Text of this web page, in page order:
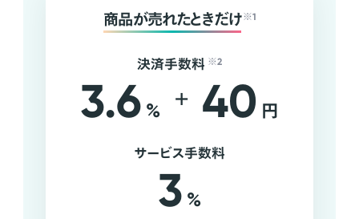
商品が売れたときだけ ※1
決済手数料 ※2
3.6 % + 40 円
サービス手数料
3 %